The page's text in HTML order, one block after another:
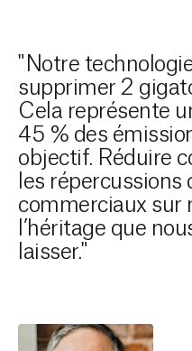
"Notre
supprimer 2
Cela représente
45 % des
objectif. Réduire
les
commerciaux sur
l’héritage que
laisser."